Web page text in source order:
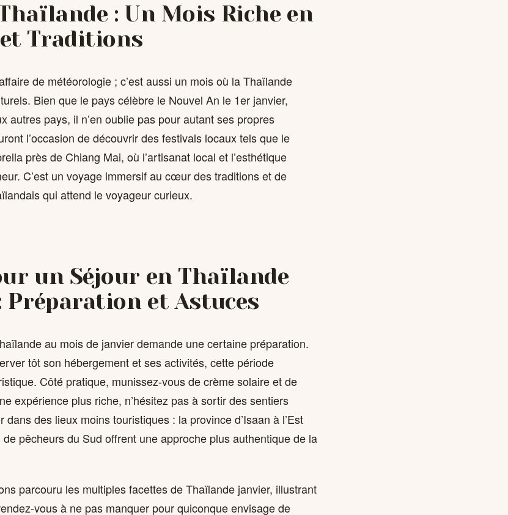
: Un Mois Riche en
Traditions
de météorologie ; c’est aussi un mois où la Thaïlande
Bien que le pays célèbre le Nouvel An le 1er janvier,
autres pays, il n’en oublie pas pour autant ses propres
l’occasion de découvrir des festivals locaux tels que le
près de Chiang Mai, où l’artisanat local et l’esthétique
C’est un voyage immersif au cœur des traditions et de
qui attend le voyageur curieux.
un Séjour en Thaïlande
Préparation et Astuces
au mois de janvier demande une certaine préparation.
tôt son hébergement et ses activités, cette période
Côté pratique, munissez-vous de crème solaire et de
expérience plus riche, n’hésitez pas à sortir des sentiers
des lieux moins touristiques : la province d’Isaan à l’Est
pêcheurs du Sud offrent une approche plus authentique de la
parcouru les multiples facettes de Thaïlande janvier, illustrant
vous à ne pas manquer pour quiconque envisage de